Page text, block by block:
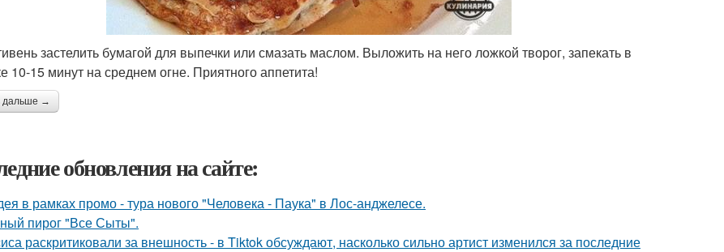
застелить бумагой для выпечки или смазать маслом. Выложить на него ложкой творог, запекать в
10-15 минут на среднем огне. Приятного аппетита!
дальше →
обновления на сайте:
в рамках промо - тура нового "Человека - Паука" в Лос-анджелесе.
пирог "Все Сыты".
раскритиковали за внешность - в Tiktok обсуждают, насколько сильно артист изменился за последние